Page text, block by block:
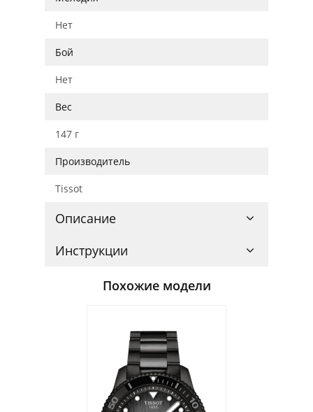
Нет
Бой
Нет
Вес
147 г
Производитель
Tissot
Описание
Инструкции
Похожие модели